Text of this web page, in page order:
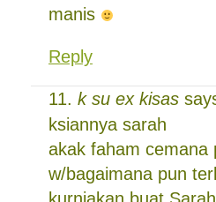
manis
Reply
k su ex kisas
ksiannya sarah
akak faham cemana
w/bagaimana pun